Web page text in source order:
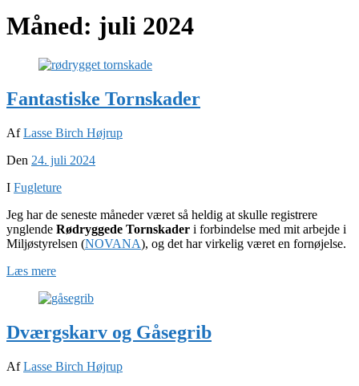
Måned: juli 2024
Fantastiske Tornskader
AfLasse Birch Højrup
Den 24. juli 2024
I Fugleture
Jeg har de seneste måneder været så heldig at skulle registrere
ynglende Rødryggede Tornskader i forbindelse med mit arbejde i
Miljøstyrelsen (NOVANA), og det har virkelig været en fornøjelse.
Læs mere
Dværgskarv og Gåsegrib
AfLasse Birch Højrup